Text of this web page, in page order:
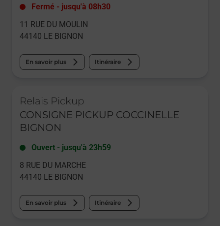
Fermé - jusqu'à 08h30
11 RUE DU MOULIN
44140 LE BIGNON
En savoir plus Itinéraire
Relais Pickup
CONSIGNE PICKUP COCCINELLE
BIGNON
Ouvert - jusqu'à 23h59
8 RUE DU MARCHE
44140 LE BIGNON
En savoir plus Itinéraire